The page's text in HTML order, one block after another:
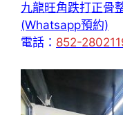
九龍旺角跌打正骨
(Whatsapp預約)
電話： 852-